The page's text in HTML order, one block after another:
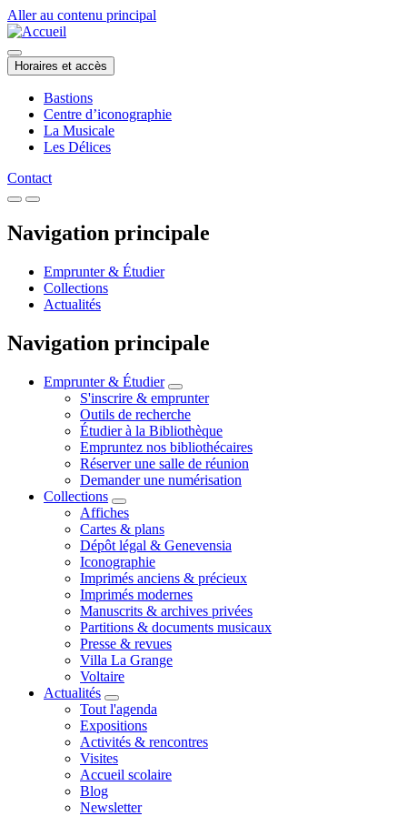
Aller au contenu principal
Horaires et accès
Bastions
Centre d’iconographie
La Musicale
Les Délices
Contact
Navigation principale
Emprunter & Étudier
Collections
Actualités
Navigation principale
Emprunter & Étudier
S'inscrire & emprunter
Outils de recherche
Étudier à la Bibliothèque
Empruntez nos bibliothécaires
Réserver une salle de réunion
Demander une numérisation
Collections
Affiches
Cartes & plans
Dépôt légal & Genevensia
Iconographie
Imprimés anciens & précieux
Imprimés modernes
Manuscrits & archives privées
Partitions & documents musicaux
Presse & revues
Villa La Grange
Voltaire
Actualités
Tout l'agenda
Expositions
Activités & rencontres
Visites
Accueil scolaire
Blog
Newsletter